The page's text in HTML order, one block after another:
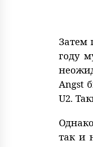
Затем
году
Angst
U2.
так и